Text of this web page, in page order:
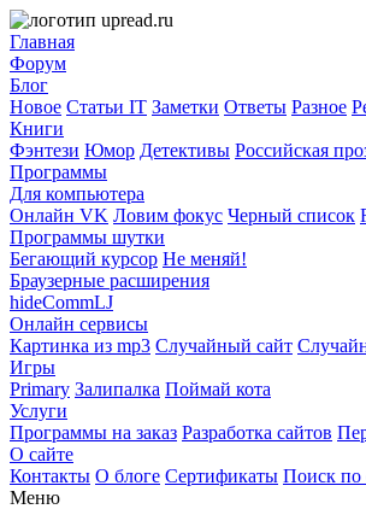
Главная
Форум
Блог
Новое Статьи IT Заметки Ответы Разное
Книги
Фэнтези Юмор Детективы Российская
Программы
Для компьютера
Онлайн VK Ловим фокус Черный список
Программы шутки
Бегающий курсор Не меняй!
Браузерные расширения
hideCommLJ
Онлайн сервисы
Картинка из mp3 Случайный сайт
Игры
Primary Залипалка Поймай кота
Услуги
Программы на заказ Разработка сайтов
О сайте
Контакты О блоге Сертификаты Поиск по
Меню